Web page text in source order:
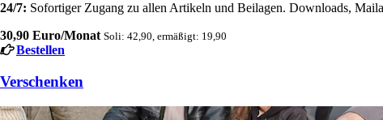
24/7: Sofortiger Zugang zu allen Artikeln und Beilagen. Downloads,
30,90 Euro/Monat Soli: 42,90, ermäßigt: 19,90
Bestellen
Verschenken